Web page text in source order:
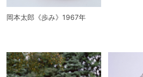
岡本太郎《歩み》1967年